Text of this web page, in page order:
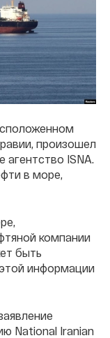
произошел
агентство ISNA.
в море,
компании
быть
информации
National Iranian